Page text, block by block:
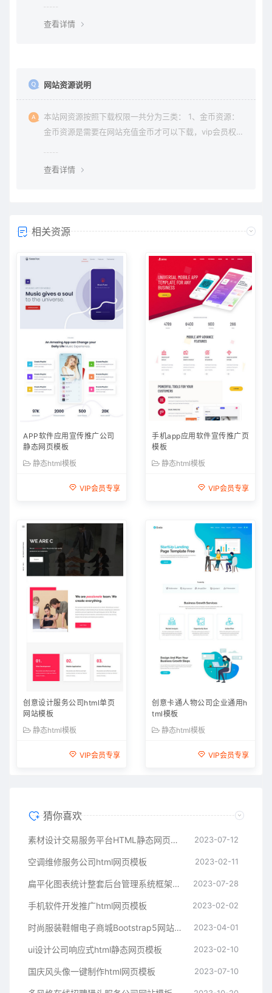
查看详情
网站资源说明
本站网资源按照下载权限一共分为三类： 1、金币资源：
金币资源是需要在网站充值金币才可以下载，vip会员权限
查看详情
相关资源
APP软件应用宣传推广公司
静态网页模板
静态html模板
VIP会员专享
手机app应用软件宣传推广页
模板
静态html模板
VIP会员专享
创意设计服务公司html单页
网站模板
静态html模板
VIP会员专享
创意卡通人物公司企业通用h
tml模板
静态html模板
VIP会员专享
猜你喜欢
素材设计交易服务平台HTML静态网页模板 2023-07-12
空调维修服务公司html网页模板 2023-02-11
扁平化图表统计整套后台管理系统框架模板 2023-07-28
手机软件开发推广html网页模板 2023-02-02
时尚服装鞋帽电子商城Bootstrap5网站模板 2023-04-01
ui设计公司响应式html静态网页模板 2023-02-10
国庆风头像一键制作html网页模板 2023-07-10